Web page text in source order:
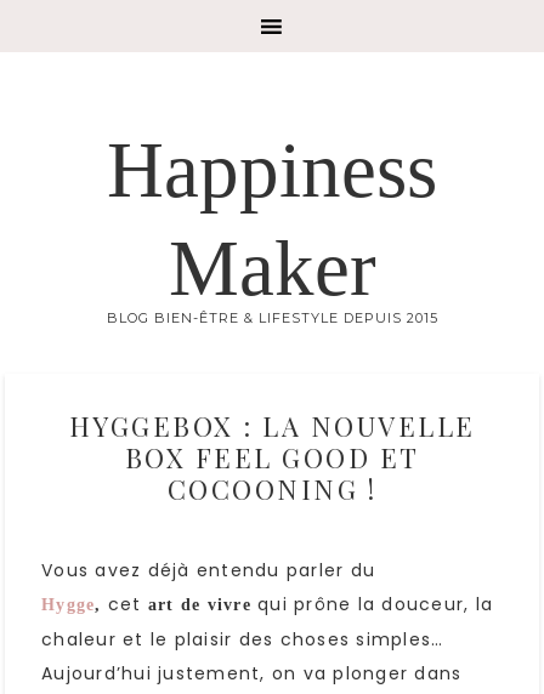
Happiness
Maker
BLOG BIEN-ÊTRE & LIFESTYLE DEPUIS 2015
HYGGEBOX : LA NOUVELLE
BOX FEEL GOOD ET
COCOONING !
Vous avez déjà entendu parler du
Hygge, cet art de vivre qui prône la douceur, la
chaleur et le plaisir des choses simples…
Aujourd’hui justement, on va plonger dans